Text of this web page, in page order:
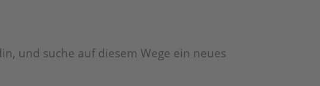
und suche auf diesem Wege ein neues